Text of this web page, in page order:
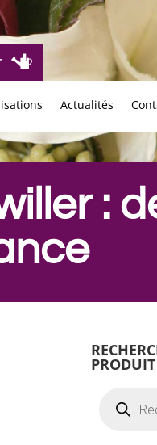
Actualités
:
PRODUIT
produits